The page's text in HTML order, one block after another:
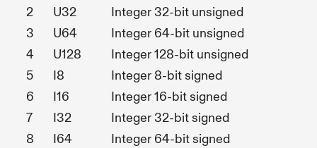
2
U32
Integer 32-bit unsigned
3
U64
Integer 64-bit unsigned
4
U128
Integer 128-bit unsigned
5
I8
Integer 8-bit signed
6
I16
Integer 16-bit signed
7
I32
Integer 32-bit signed
8
I64
Integer 64-bit signed